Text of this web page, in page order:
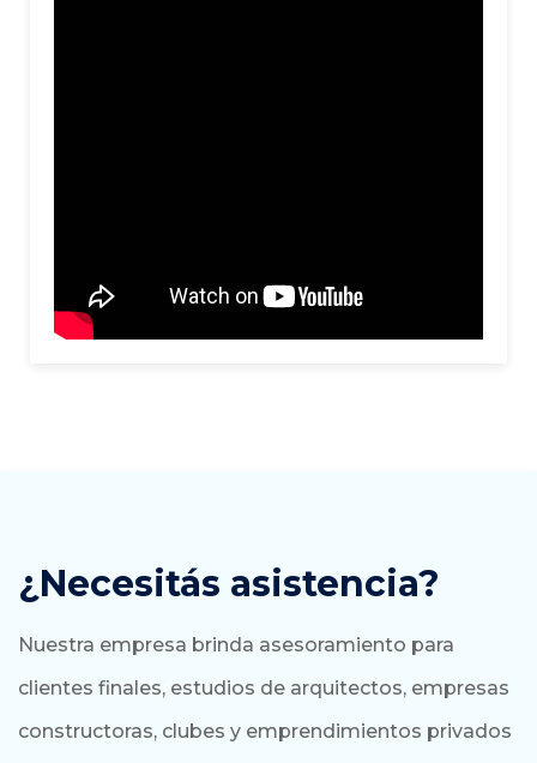
¿Necesitás asistencia?
Nuestra empresa brinda asesoramiento para
clientes finales, estudios de arquitectos, empresas
constructoras, clubes y emprendimientos privados